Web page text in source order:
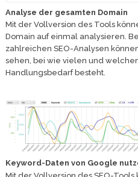
Analyse der gesamten Domain
Mit der Vollversion des Tools
Domain auf einmal analysieren.
zahlreichen SEO-Analysen
sehen, bei wie vielen und
Handlungsbedarf besteht.
Keyword-Daten von Google